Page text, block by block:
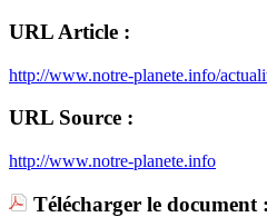
URL Article :
http://www.notre-planete.info/
URL Source :
http://www.notre-planete.info
Télécharger le document :